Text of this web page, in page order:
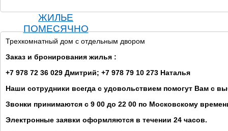
Трехкомнатный дом с отдельным двором
Заказ и бронирования жилья :
+7 978 72 36 029 Дмитрий; +7 978 79 10 273 Наталья
Наши сотрудники всегда с удовольствием помогут Вам с
Звонки принимаются с 9 00 до 22 00 по Московскому
Электронные заявки оформляются в течении 24 часов.
ЖИЛЬЕ
ПОМЕСЯЧНО